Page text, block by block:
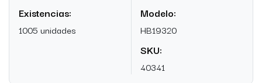
Existencias:
1005 unidades
Modelo:
HB19320
SKU:
40341